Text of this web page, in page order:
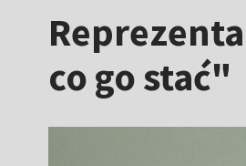
co go stać"